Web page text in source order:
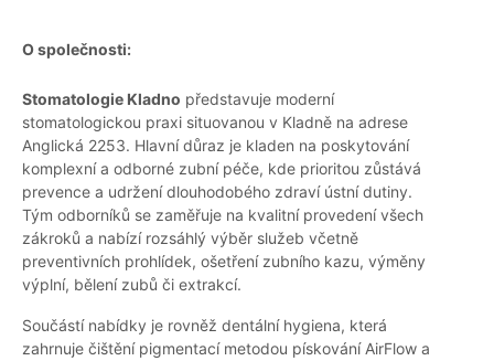
O společnosti:
Stomatologie Kladno představuje moderní
stomatologickou praxi situovanou v Kladně na adrese
Anglická 2253. Hlavní důraz je kladen na poskytování
komplexní a odborné zubní péče, kde prioritou zůstává
prevence a udržení dlouhodobého zdraví ústní dutiny.
Tým odborníků se zaměřuje na kvalitní provedení všech
zákroků a nabízí rozsáhlý výběr služeb včetně
preventivních prohlídek, ošetření zubního kazu, výměny
výplní, bělení zubů či extrakcí.
Součástí nabídky je rovněž dentální hygiena, která
zahrnuje čištění pigmentací metodou pískování AirFlow a